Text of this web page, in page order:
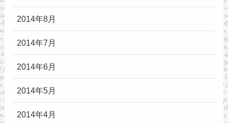
2014年8月
2014年7月
2014年6月
2014年5月
2014年4月